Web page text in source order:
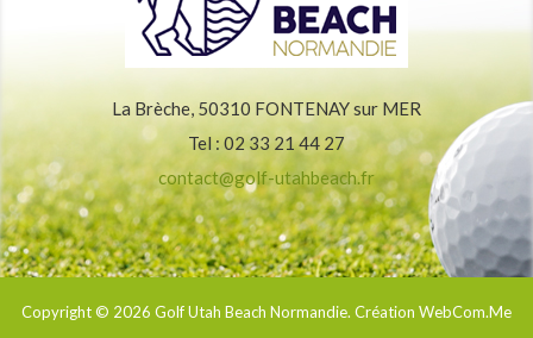
La Brèche, 50310 FONTENAY sur MER
Tel : 02 33 21 44 27
contact@golf-utahbeach.fr
Copyright © 2026 Golf Utah Beach Normandie. Création WebCom.Me